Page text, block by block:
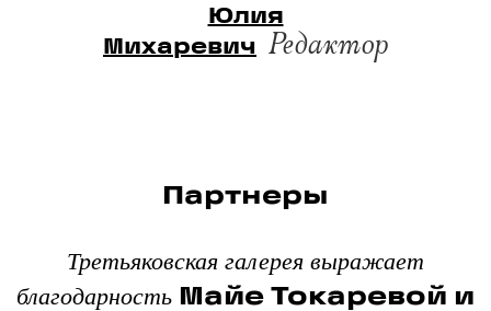
Юлия
Михаревич Редактор
Партнеры
Третьяковская галерея выражает
благодарность Майе Токаревой и